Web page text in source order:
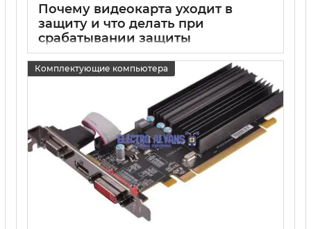
Почему видеокарта уходит в
защиту и что делать при
срабатывании защиты
видеокарты
15 05 2025 0
Комплектующие компьютера